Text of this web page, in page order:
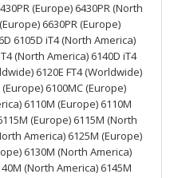
(Europe) 6430PR (North
6630PR (Europe)
6105D iT4 (North America)
(North America) 6140D iT4
6120E FT4 (Worldwide)
6100MC (Europe)
6110M (Europe) 6110M
(Europe) 6115M (North
America) 6125M (Europe)
6130M (North America)
(North America) 6145M